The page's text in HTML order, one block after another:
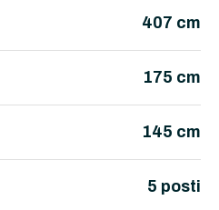
407 cm
175 cm
145 cm
5 posti